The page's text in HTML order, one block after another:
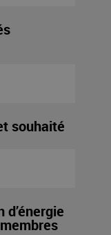
souhaité